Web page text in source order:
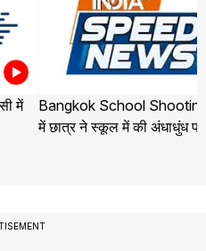
में
Bangkok School
में छात्र ने स्कूल में की अंधाधुंध